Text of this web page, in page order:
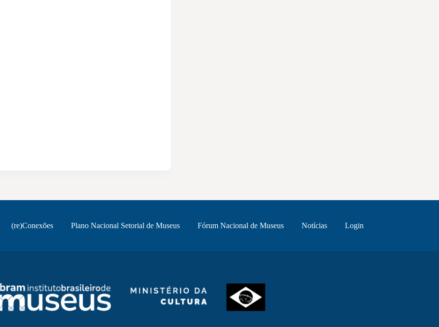
(re)Conexões Plano Nacional Setorial de Museus Fórum Nacional de Museus Notícias Login